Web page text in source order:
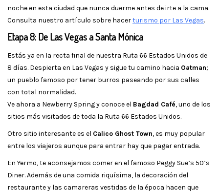
noche en esta ciudad que nunca duerme antes de irte a la cama.
Consulta nuestro artículo sobre hacerturismo por Las Vegas.
Etapa 8: De Las Vegas a Santa Mónica
Estás ya en la recta final de nuestra Ruta 66 Estados Unidos de
8 días. Despierta en Las Vegas y sigue tu camino hacia Oatman;
un pueblo famoso por tener burros paseando por sus calles
con total normalidad.
Ve ahora a Newberry Spring y conoce el Bagdad Café, uno de los
sitios más visitados de toda la Ruta 66 Estados Unidos.
Otro sitio interesante es el Calico Ghost Town, es muy popular
entre los viajeros aunque para entrar hay que pagar entrada.
En Yermo, te aconsejamos comer en el famoso Peggy Sue’s 50’s
Diner. Además de una comida riquísima, la decoración del
restaurante y las camareras vestidas de la época hacen que